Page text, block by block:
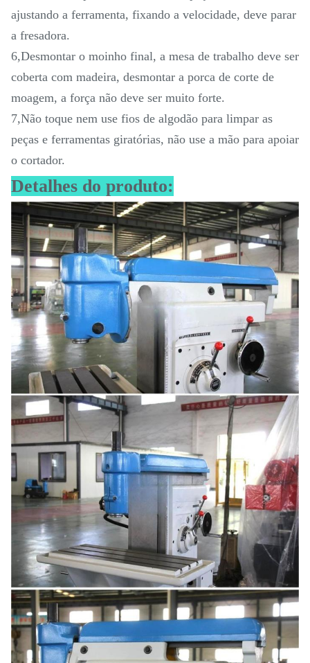
ajustando a ferramenta, fixando a velocidade, deve parar
a fresadora.
6,Desmontar o moinho final, a mesa de trabalho deve ser
coberta com madeira, desmontar a porca de corte de
moagem, a força não deve ser muito forte.
7,Não toque nem use fios de algodão para limpar as
peças e ferramentas giratórias, não use a mão para apoiar
o cortador.
Detalhes do produto: